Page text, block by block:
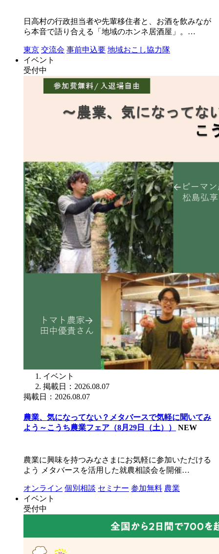
日高村の行政担当者や先輩移住者と、お酒を飲みなが
ら本音で語り合える「地域のホンネ居酒屋」。…
東京 交流会 事前申込要 地域おこし協力隊
イベント
受付中
イベント
掲載日：2026.08.07
掲載日：2026.08.07
農業、気になってない？メタバースで気軽に聞いてみ
よう～こうち農業フェア（8月29日（土））
NEW
農業に興味を持つみなさまにお気軽に参加いただける
よう メタバースを活用した就農相談会を開催…
オンライン 個別相談 セミナー 参加無料 農業
イベント
受付中